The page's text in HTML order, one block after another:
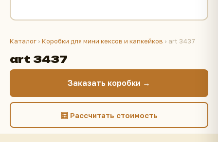
Каталог › Коробки для мини кексов и капкейков › art 3437
art 3437
Заказать коробки →
🧮 Рассчитать стоимость